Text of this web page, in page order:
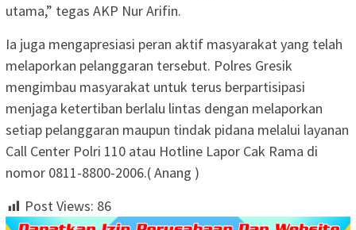
utama,” tegas AKP Nur Arifin.
Ia juga mengapresiasi peran aktif masyarakat yang telah
melaporkan pelanggaran tersebut. Polres Gresik
mengimbau masyarakat untuk terus berpartisipasi
menjaga ketertiban berlalu lintas dengan melaporkan
setiap pelanggaran maupun tindak pidana melalui layanan
Call Center Polri 110 atau Hotline Lapor Cak Rama di
nomor 0811-8800-2006.( Anang )
Post Views: 86